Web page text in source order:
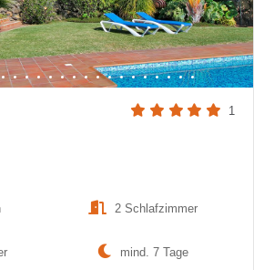
1
2 Schlafzimmer
mind. 7 Tage